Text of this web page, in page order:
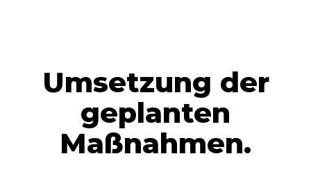
Umsetzung der
geplanten
Maßnahmen.